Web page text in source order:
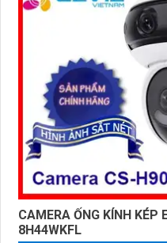
CAMERA ỐNG KÍNH KÉP
8H44WKFL